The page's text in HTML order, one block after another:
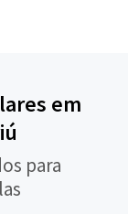
em
para